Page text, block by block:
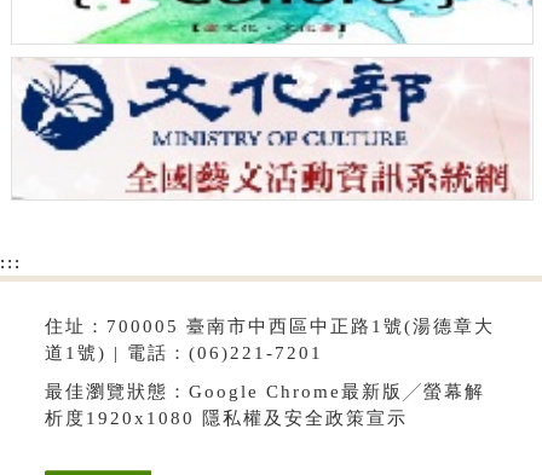
:::
住址：700005 臺南市中西區中正路1號(湯德章大
道1號) | 電話：(06)221-7201
最佳瀏覽狀態：Google Chrome最新版╱螢幕解
析度1920x1080 隱私權及安全政策宣示